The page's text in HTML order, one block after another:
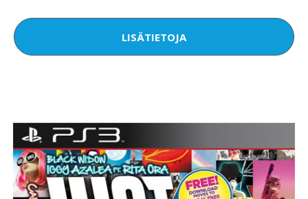
LISÄTIETOJA